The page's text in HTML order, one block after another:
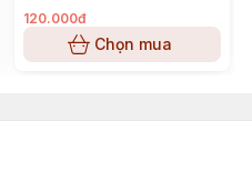
120.000đ
Chọn mua